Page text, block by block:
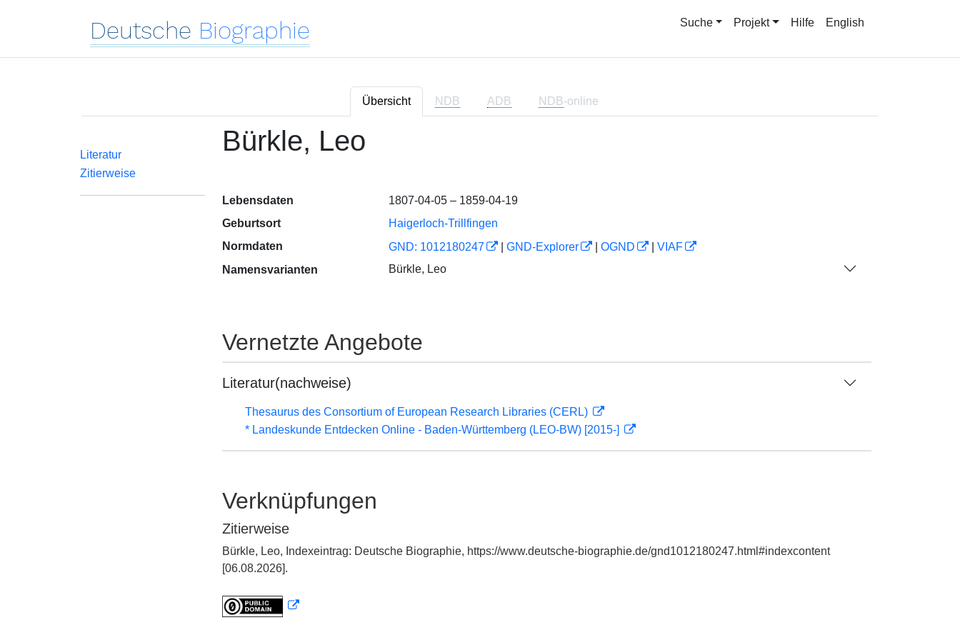
Deutsche Biographie Suche Projekt Hilfe English
Übersicht NDB ADB NDB-online
Literatur
Zitierweise
Bürkle, Leo
Lebensdaten
1807-04-05 – 1859-04-19
Geburtsort
Haigerloch-Trillfingen
Normdaten
GND: 1012180247 GND-Explorer OGND
VIAF
Namensvarianten
Bürkle, Leo
Vernetzte Angebote
Literatur(nachweise)
Thesaurus des Consortium of European Research Libraries (CERL)
* Landeskunde Entdecken Online - Baden-Württemberg (LEO-BW) [2015-]
Verknüpfungen
Zitierweise
Bürkle, Leo, Indexeintrag: Deutsche Biographie, https://www.deutsche-biographie.de/gnd1012180247.html#indexcontent
[06.08.2026].